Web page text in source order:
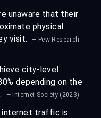
unaware that their
physical
visit.
— Pew Research
city-level
depending on the
— Internet Society (2023)
internet traffic is